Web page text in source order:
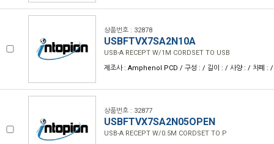
상품번호 : 32878
USBFTVX7SA2N10A
USB-A RECEPT W/1M CORDSET TO USB
제조사 : Amphenol PCD / 구성 : / 길이 : / 사양 : / 차폐 : /
상품번호 : 32877
USBFTVX7SA2N05OPEN
USB-A RECEPT W/0.5M CORDSET TO P